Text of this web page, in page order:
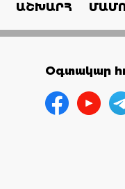
ԱՇԽԱՐՀ
Օգտակար